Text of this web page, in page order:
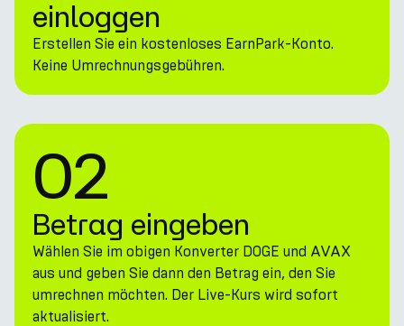
einloggen
Erstellen Sie ein kostenloses EarnPark-Konto.
Keine Umrechnungsgebühren.
02
Betrag eingeben
Wählen Sie im obigen Konverter DOGE und AVAX
aus und geben Sie dann den Betrag ein, den Sie
umrechnen möchten. Der Live-Kurs wird sofort
aktualisiert.